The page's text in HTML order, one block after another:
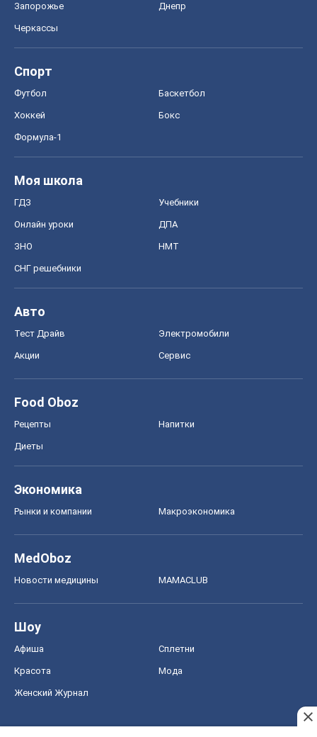
Запорожье Днепр
Черкассы
Спорт
Футбол Баскетбол
Хоккей Бокс
Формула-1
Моя школа
ГДЗ Учебники
Онлайн уроки ДПА
ЗНО НМТ
СНГ решебники
Авто
Тест Драйв Электромобили
Акции Сервис
Food Oboz
Рецепты Напитки
Диеты
Экономика
Рынки и компании Mакроэкономика
MedOboz
Новости медицины MAMACLUB
Шоу
Афиша Сплетни
Красота Мода
Женский Журнал